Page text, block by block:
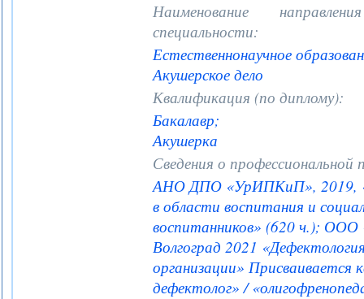
Наименование
специальности:
Естественнонаучное
Акушерское дело
Квалификация (по диплому):
Бакалавр;
Акушерка
Сведения о профессиональной
АНО ДПО «УрИПКиП», 2019,
в области воспитания и
воспитанников» (620 ч.); ООО
Волгоград 2021
организации» Присваивается
дефектолог» /